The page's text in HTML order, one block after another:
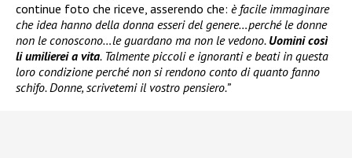
continue foto che riceve, asserendo che: è facile immaginare
che idea hanno della donna esseri del genere…perché le donne
non le conoscono…le guardano ma non le vedono. Uomini così
li umilierei a vita. Talmente piccoli e ignoranti e beati in questa
loro condizione perché non si rendono conto di quanto fanno
schifo. Donne, scrivetemi il vostro pensiero.”